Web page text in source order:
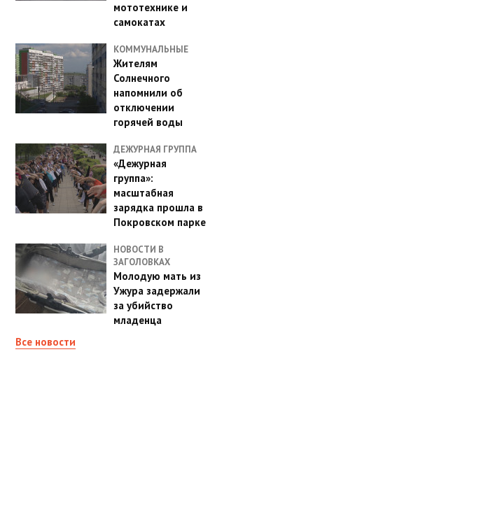
мототехнике и
самокатах
КОММУНАЛЬНЫЕ
Жителям
Солнечного
напомнили об
отключении
горячей воды
ДЕЖУРНАЯ ГРУППА
«Дежурная
группа»:
масштабная
зарядка прошла в
Покровском парке
НОВОСТИ В
ЗАГОЛОВКАХ
Молодую мать из
Ужура задержали
за убийство
младенца
Все новости